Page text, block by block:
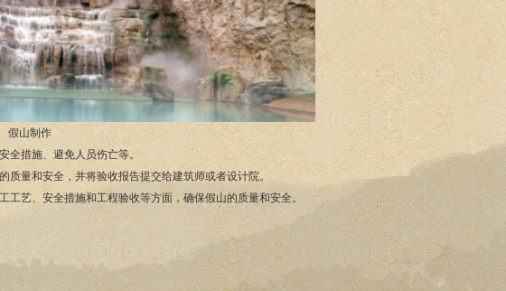
假山制作
全措施、避免人员伤亡等。
量和安全，并将验收报告提交给建筑师或者设计院。
艺、安全措施和工程验收等方面，确保假山的质量和安全。